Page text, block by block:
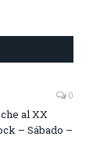
0
al XX
– Sábado –